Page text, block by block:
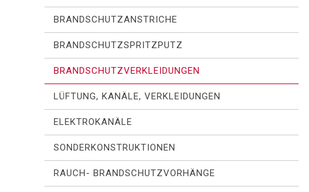
BRANDSCHUTZANSTRICHE
BRANDSCHUTZSPRITZPUTZ
BRANDSCHUTZVERKLEIDUNGEN
LÜFTUNG, KANÄLE, VERKLEIDUNGEN
ELEKTROKANÄLE
SONDERKONSTRUKTIONEN
RAUCH- BRANDSCHUTZVORHÄNGE